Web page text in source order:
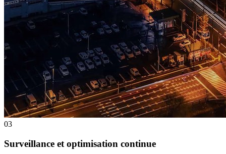
03
Surveillance et optimisation continue